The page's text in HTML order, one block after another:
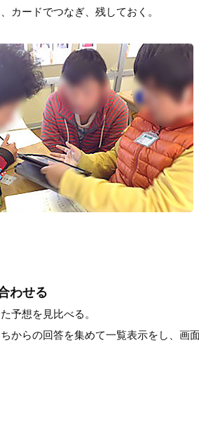
カードでつなぎ、残しておく。
わせる
予想を見比べる。
からの回答を集めて一覧表示をし、画